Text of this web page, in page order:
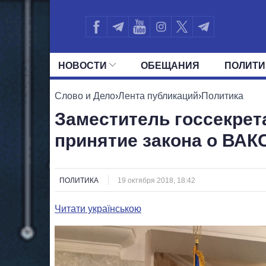
НОВОСТИ ОБЕЩАНИЯ
ВСЕ ПОЛИТИКИ ПРЕЗИДЕНТ И
Слово и Дело›Лента публикаций›Политика
Заместитель
принятие закона о
ПОЛИТИКА 19 октября 2018, 18:42
Читати українською